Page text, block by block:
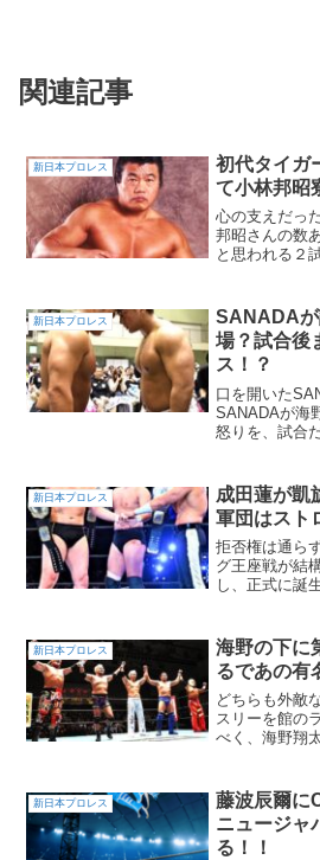
関連記事
新日本プロレス
初代タイガ
て小林邦昭
心の支えだっ
邦昭さんの数
と思われる２
からのラフフ
洗うとは正に
新日本プロレス
SANADAが
場？試合後
ス！？
口を開いた
SANADAが海
怒りを、試合
が凄い伝わっ
員から嫌われ
新日本プロレス
成田蓮が凱
軍団はスト
拒否権は通ら
グ王座戦が結
し、正式に誕
新日本プロレス
海野の下に
るであの有
どちらも外敵
スリーを館の
べく、海野翔
く受け入れ大
臨みます。こ
新日本プロレス
藤波辰爾に
ニュージャ
る！！